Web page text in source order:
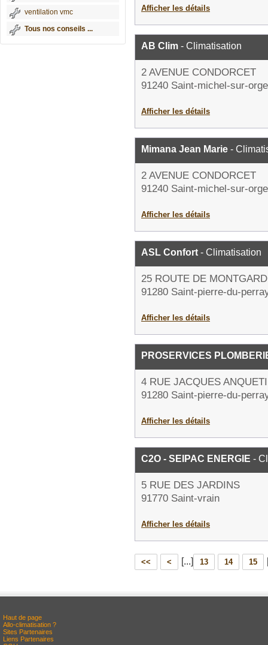
ventilation vmc
Tous nos conseils ...
Afficher les détails
AB Clim - Climatisation
2 AVENUE CONDORCET
91240 Saint-michel-sur-orge
Afficher les détails
Mimana Jean Marie -
2 AVENUE CONDORCET
91240 Saint-michel-sur-orge
Afficher les détails
ASL Confort - Climatisation
25 ROUTE DE
91280 Saint-pierre-du-
Afficher les détails
PROSERVICES
4 RUE JACQUES
91280 Saint-pierre-du-
Afficher les détails
C2O - SEIPAC ENERGIE -
5 RUE DES JARDINS
91770 Saint-vrain
Afficher les détails
<< < [...] 13 14 15
Haut de page
Allo-climatisation ?
Sites Partenaires
Liens Partenaires